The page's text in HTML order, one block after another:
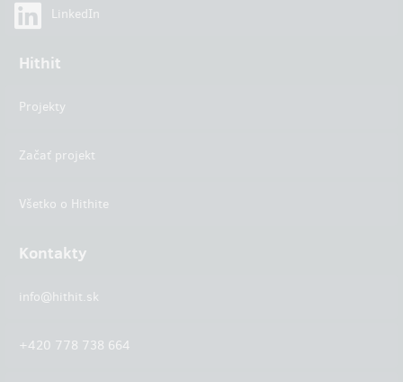
LinkedIn
Hithit
Projekty
Začať projekt
Všetko o Hithite
Kontakty
info@hithit.sk
+420 778 738 664